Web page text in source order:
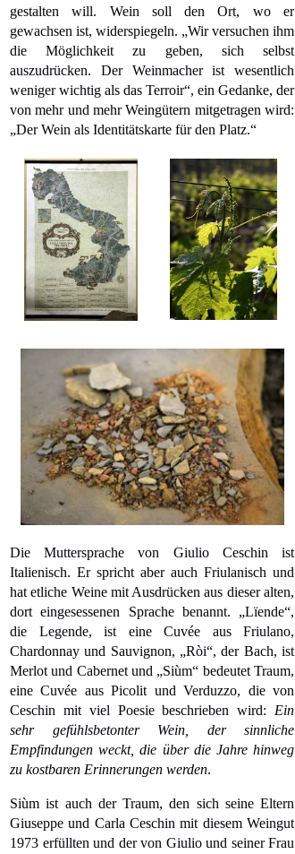
gestalten will. Wein soll den Ort, wo er
gewachsen ist, widerspiegeln. „Wir versuchen ihm
die Möglichkeit zu geben, sich selbst
auszudrücken. Der Weinmacher ist wesentlich
weniger wichtig als das Terroir“, ein Gedanke, der
von mehr und mehr Weingütern mitgetragen wird:
„Der Wein als Identitätskarte für den Platz.“
Die Muttersprache von Giulio Ceschin ist
Italienisch. Er spricht aber auch Friulanisch und
hat etliche Weine mit Ausdrücken aus dieser alten,
dort eingesessenen Sprache benannt. „Lïende“,
die Legende, ist eine Cuvée aus Friulano,
Chardonnay und Sauvignon, „Ròi“, der Bach, ist
Merlot und Cabernet und „Siùm“ bedeutet Traum,
eine Cuvée aus Picolit und Verduzzo, die von
Ceschin mit viel Poesie beschrieben wird: Ein
sehr gefühlsbetonter Wein, der sinnliche
Empfindungen weckt, die über die Jahre hinweg
zu kostbaren Erinnerungen werden.
Siùm ist auch der Traum, den sich seine Eltern
Giuseppe und Carla Ceschin mit diesem Weingut
1973 erfüllten und der von Giulio und seiner Frau